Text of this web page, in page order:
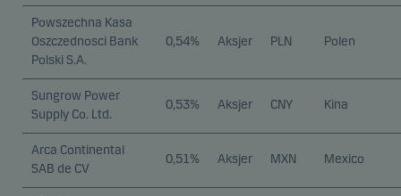
Powszechna Kasa
Oszczednosci Bank
Polski S.A.
0,54% Aksjer PLN Polen
Sungrow Power
Supply Co. Ltd.
0,53% Aksjer CNY Kina
Arca Continental
SAB de CV
0,51% Aksjer MXN Mexico